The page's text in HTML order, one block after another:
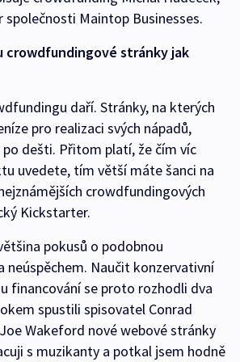
Maintop Businesses.
crowdfundingové stránky jak
daří. Stránky, na kterých
pro realizaci svých nápadů,
dešti. Přitom platí, že čím víc
uvedete, tím větší máte šanci na
crowdfundingových
Kickstarter.
pokusů o podobnou
neúspěchem. Naučit konzervativní
financování se proto rozhodli dva
spustili spisovatel Conrad
Wakeford nové webové stránky
s muzikanty a potkal jsem hodně